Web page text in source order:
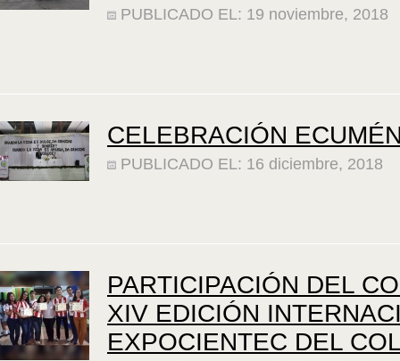
PUBLICADO EL: 19 noviembre, 2018
CELEBRACIÓN
PUBLICADO EL: 16 diciembre, 2018
PARTICIPACIÓN DEL
XIV EDICIÓN
EXPOCIENTEC DEL